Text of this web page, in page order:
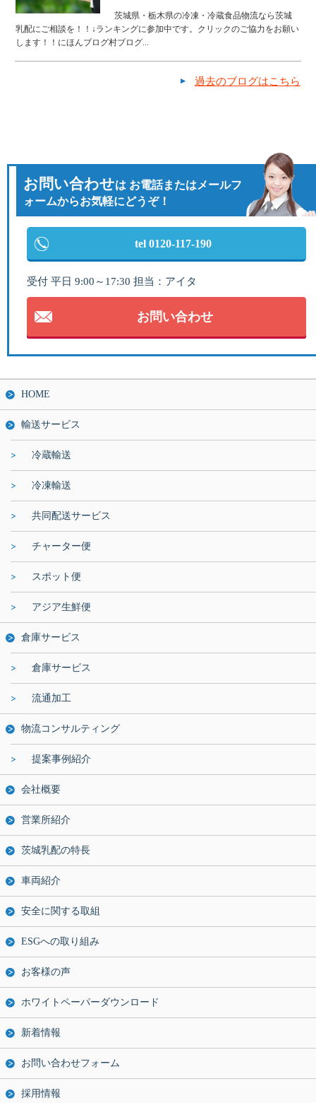
茨城県・栃木県の冷凍・冷蔵食品物流なら茨城
乳配にご相談を！！↓ランキングに参加中です。クリックのご協力をお願い
します！！にほんブログ村ブログ...
過去のブログはこちら
お問い合わせは お電話またはメールフ
ォームからお気軽にどうぞ！
tel 0120-117-190
受付 平日 9:00～17:30 担当：アイタ
お問い合わせ
HOME
輸送サービス
冷蔵輸送
冷凍輸送
共同配送サービス
チャーター便
スポット便
アジア生鮮便
倉庫サービス
倉庫サービス
流通加工
物流コンサルティング
提案事例紹介
会社概要
営業所紹介
茨城乳配の特長
車両紹介
安全に関する取組
ESGへの取り組み
お客様の声
ホワイトペーパーダウンロード
新着情報
お問い合わせフォーム
採用情報